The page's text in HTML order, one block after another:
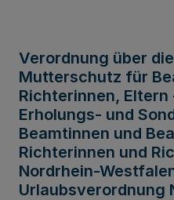
Verordnung über
Mutterschutz für
Richterinnen,
Erholungs- und
Beamtinnen und
Richterinnen und
Nordrhein-
Urlaubsverordnung